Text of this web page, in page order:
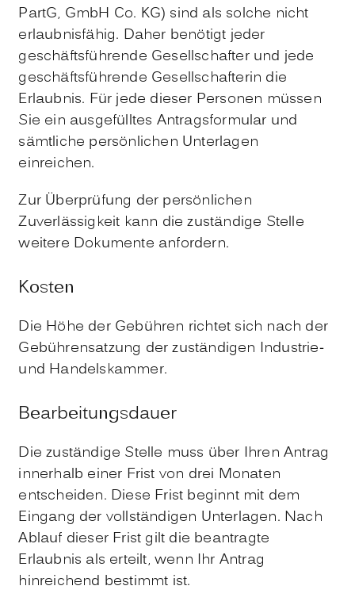
PartG, GmbH Co. KG) sind als solche nicht
erlaubnisfähig. Daher benötigt jeder
geschäftsführende Gesellschafter und jede
geschäftsführende Gesellschafterin die
Erlaubnis. Für jede dieser Personen müssen
Sie ein ausgefülltes Antragsformular und
sämtliche persönlichen Unterlagen
einreichen.
Zur Überprüfung der persönlichen
Zuverlässigkeit kann die zuständige Stelle
weitere Dokumente anfordern.
Kosten
Die Höhe der Gebühren richtet sich nach der
Gebührensatzung der zuständigen Industrie-
und Handelskammer.
Bearbeitungsdauer
Die zuständige Stelle muss über Ihren Antrag
innerhalb einer Frist von drei Monaten
entscheiden. Diese Frist beginnt mit dem
Eingang der vollständigen Unterlagen. Nach
Ablauf dieser Frist gilt die beantragte
Erlaubnis als erteilt, wenn Ihr Antrag
hinreichend bestimmt ist.